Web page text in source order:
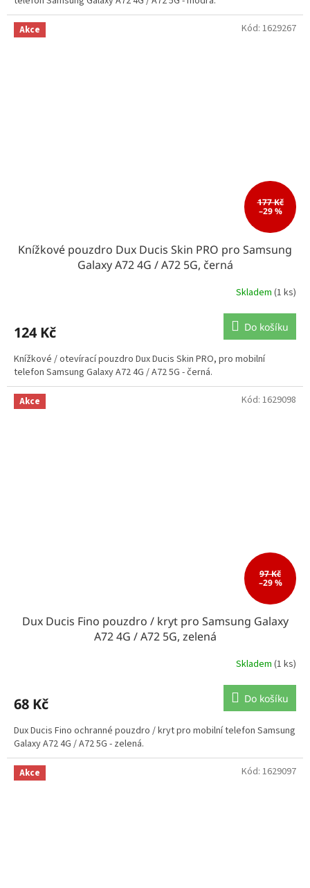
Akce
177 Kč
–29 %
Knížkové pouzdro Dux Ducis Skin PRO pro Samsung
Galaxy A72 4G / A72 5G, černá
Skladem (1 ks)
124 Kč Do košíku
Knížkové / otevírací pouzdro Dux Ducis Skin PRO, pro mobilní
telefon Samsung Galaxy A72 4G / A72 5G - černá.
Kód: 1629267
Akce
97 Kč
–29 %
Dux Ducis Fino pouzdro / kryt pro Samsung Galaxy
A72 4G / A72 5G, zelená
Skladem (1 ks)
68 Kč Do košíku
Dux Ducis Fino ochranné pouzdro / kryt pro mobilní telefon Samsung
Galaxy A72 4G / A72 5G - zelená.
Kód: 1629098
Akce Kód: 1629097